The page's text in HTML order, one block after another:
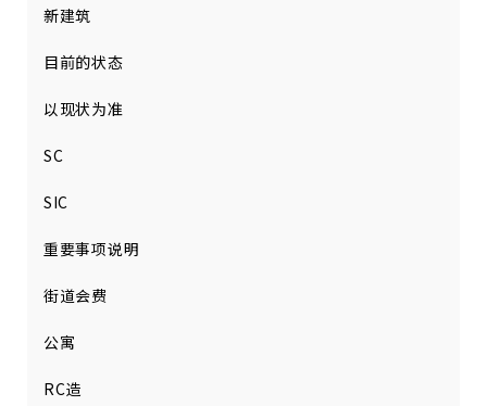
新建筑
目前的状态
以现状为准
SC
SIC
重要事项说明
街道会费
公寓
RC造